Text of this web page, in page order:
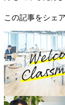
この記事をシェ